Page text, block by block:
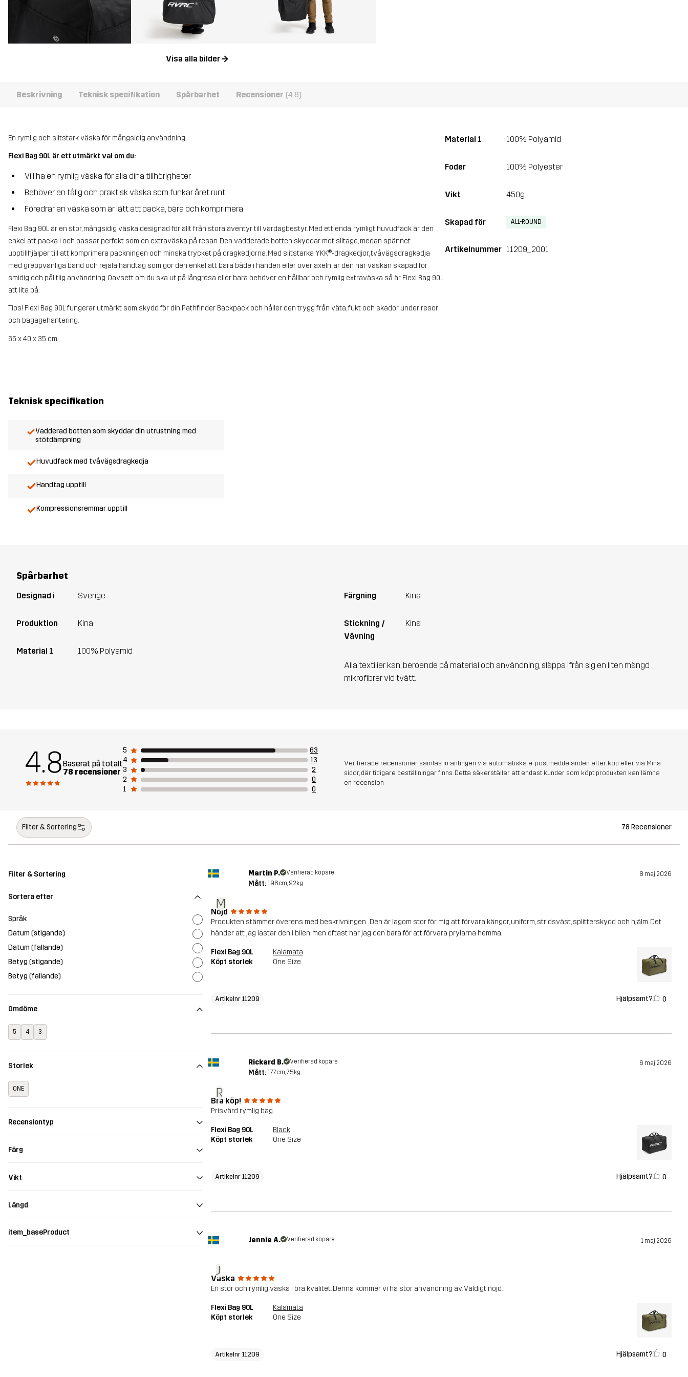
Visa alla bilder
Beskrivning Teknisk specifikation Spårbarhet Recensioner (4.8)
En rymlig och slitstark väska för mångsidig användning.
Flexi Bag 90L är ett utmärkt val om du:
Vill ha en rymlig väska för alla dina tillhörigheter
Behöver en tålig och praktisk väska som funkar året runt
Föredrar en väska som är lätt att packa, bära och komprimera
Flexi Bag 90L är en stor, mångsidig väska designad för allt från stora äventyr till vardagbestyr. Med ett enda, rymligt huvudfack är den
enkel att packa i och passar perfekt som en extraväska på resan. Den vadderade botten skyddar mot slitage, medan spännet
upptillhjälper till att komprimera packningen och minska trycket på dragkedjorna. Med slitstarka YKK®-dragkedjor, tvåvägsdragkedja
med greppvänliga band och rejäla handtag som gör den enkel att bära både i handen eller över axeln, är den här väskan skapad för
smidig och pålitlig användning. Oavsett om du ska ut på långresa eller bara behöver en hållbar och rymlig extraväska så är Flexi Bag 90L
att lita på.
Tips! Flexi Bag 90L fungerar utmärkt som skydd för din Pathfinder Backpack och håller den trygg från väta, fukt och skador under resor
och bagagehantering.
65 x 40 x 35 cm
Material 1 100% Polyamid
Foder 100% Polyester
Vikt 450g
Skapad för ALL-ROUND
Artikelnummer 11209_2001
Teknisk specifikation
Vadderad botten som skyddar din utrustning med
stötdämpning
Huvudfack med tvåvägsdragkedja
Handtag upptill
Kompressionsremmar upptill
Spårbarhet
Designad i Sverige
Produktion Kina
Material 1 100% Polyamid
Färgning Kina
Stickning /
Vävning
Kina
Alla textilier kan, beroende på material och användning, släppa ifrån sig en liten mängd
mikrofibrer vid tvätt.
4.8Baserat på totalt
78 recensioner
5
63
4
13
3
2
2
0
1
0
Verifierade recensioner samlas in antingen via automatiska e-postmeddelanden efter köp eller via Mina
sidor, där tidigare beställningar finns. Detta säkerställer att endast kunder som köpt produkten kan lämna
en recension
Filter & Sortering 78 Recensioner
Filter & Sortering
Sortera efter
Språk
Datum (stigande)
Datum (fallande)
Betyg (stigande)
Betyg (fallande)
Omdöme
5 4 3
Storlek
ONE
Recensiontyp
Färg
Vikt
Längd
item_baseProduct
M
Martin P. Verifierad köpare 8 maj 2026
Mått: 196cm, 92kg
Nöjd
Produkten stämmer överens med beskrivningen . Den är lagom stor för mig att förvara kängor, uniform, stridsväst, splitterskydd och hjälm. Det
händer att jag lastar den i bilen, men oftast har jag den bara för att förvara prylarna hemma.
Flexi Bag 90L
Kalamata
Köpt storlek
One Size
Artikelnr 11209 Hjälpsamt? 0
R
Rickard B. Verifierad köpare 6 maj 2026
Mått: 177cm, 75kg
Bra köp!
Prisvärd rymlig bag.
Flexi Bag 90L
Black
Köpt storlek
One Size
Artikelnr 11209 Hjälpsamt? 0
J
Jennie A. Verifierad köpare 1 maj 2026
Väska
En stor och rymlig väska i bra kvalitet. Denna kommer vi ha stor användning av. Väldigt nöjd.
Flexi Bag 90L
Kalamata
Köpt storlek
One Size
Artikelnr 11209 Hjälpsamt? 0